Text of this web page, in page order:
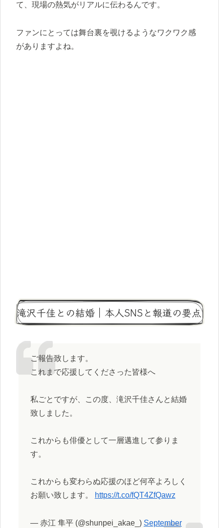
て、現場の熱気がリアルに伝わるんです。
ファンにとっては舞台裏を覗けるようなワクワク感
がありますよね。
滝沢千佳との結婚｜本人SNSと報道の要点
ご報告致します。
これまで応援してくださった皆様へ
私ごとですが、この度、滝沢千佳さんと結婚
致しました。
これからも俳優として一層邁進して参りま
す。
これからも変わらぬ応援のほど何卒よろしく
お願い致します。
https://t.co/fQT4ZfQawz
— 赤江 隼平 (@shunpei_akae_) September